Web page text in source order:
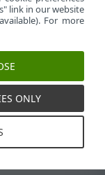
쿠키 관리
link in our website
For more
ONLY